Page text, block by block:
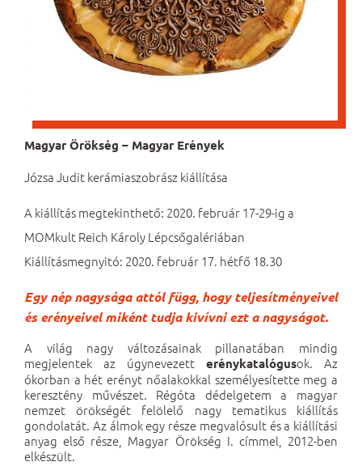
Magyar Örökség – Magyar Erények
Józsa Judit kerámiaszobrász kiállítása
A kiállítás megtekinthető: 2020. február 17-29-ig a
MOMkult Reich Károly Lépcsőgalériában
Kiállításmegnyitó: 2020. február 17. hétfő 18.30
Egy nép nagysága attól függ, hogy teljesítményeivel
és erényeivel miként tudja kivívni ezt a nagyságot.
A világ nagy változásainak pillanatában mindig
megjelentek az úgynevezett erénykatalógusok. Az
ókorban a hét erényt nőalakokkal személyesítette meg a
keresztény művészet. Régóta dédelgetem a magyar
nemzet örökségét felölelő nagy tematikus kiállítás
gondolatát. Az álmok egy része megvalósult és a kiállítási
anyag első része, Magyar Örökség I. címmel, 2012-ben
elkészült.